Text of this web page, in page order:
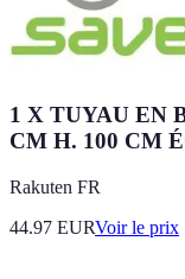
1 X TUYAU EN
CM H. 100 CM
Rakuten FR
44.97 EURVoir le prix